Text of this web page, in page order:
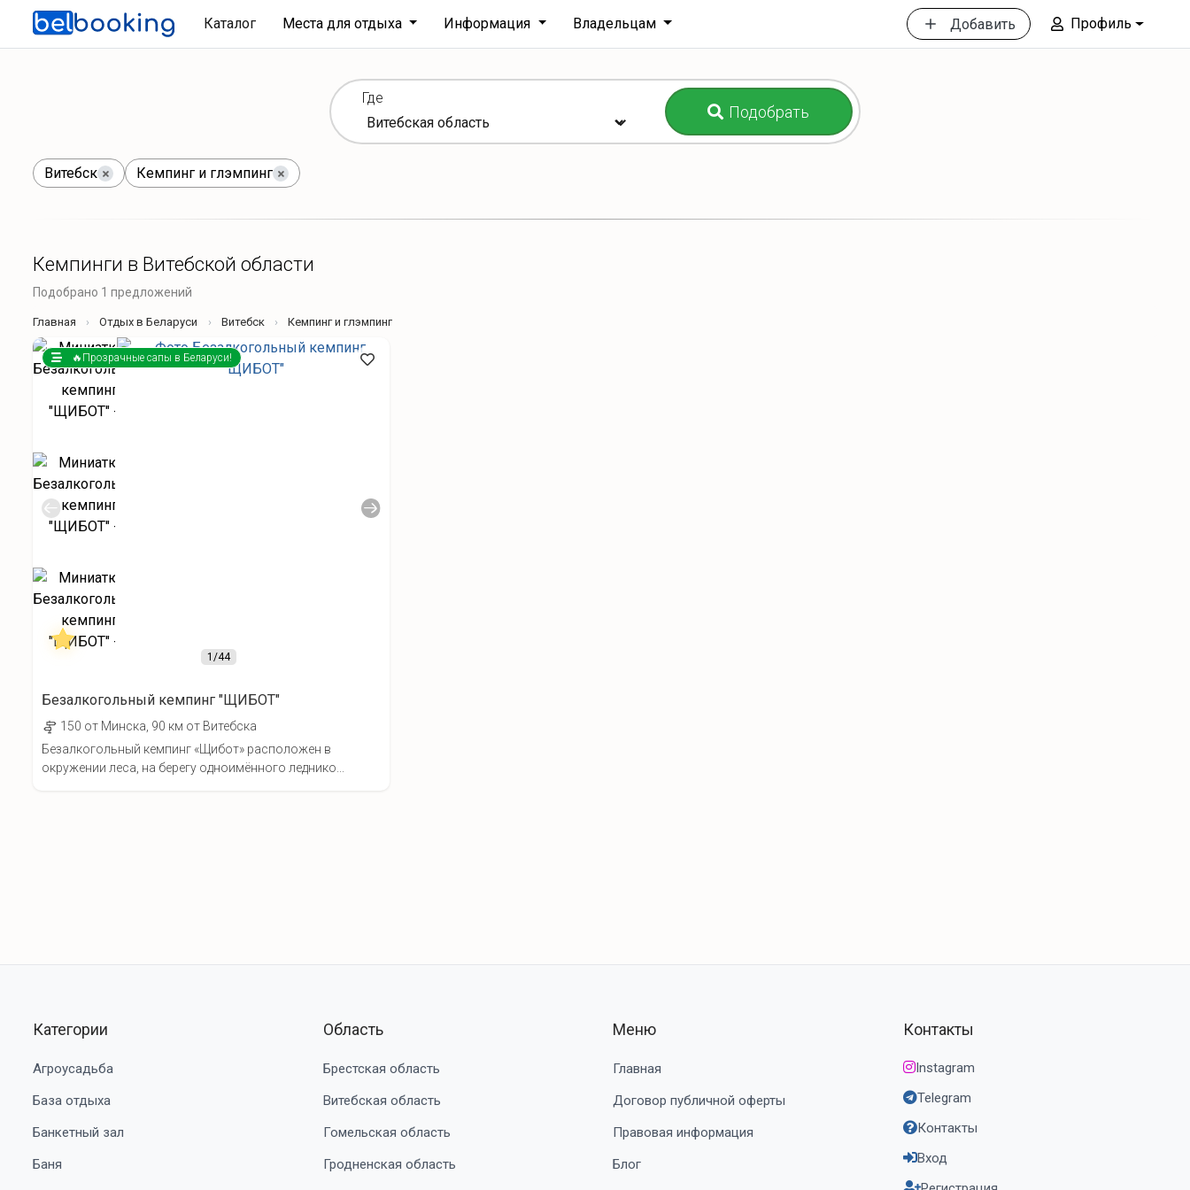
Каталог Места для отдыха Информация Владельцам Добавить Профиль
Где
Подобрать
Витебск Кемпинг и глэмпинг
Кемпинги в Витебской области
Подобрано 1 предложений
Главная Отдых в Беларуси Витебск Кемпинг и глэмпинг
1 /44
🔥Прозрачные сапы в Беларуси!
Безалкогольный кемпинг "ЩИБОТ"
150 от Минска, 90 км от Витебска
Безалкогольный кемпинг «Щибот» расположен в
окружении леса, на берегу одноимённого леднико...
Категории
Агроусадьба
База отдыха
Банкетный зал
Баня
Область
Брестская область
Витебская область
Гомельская область
Гродненская область
Меню
Главная
Договор публичной оферты
Правовая информация
Блог
Контакты
Instagram
Telegram
Контакты
Вход